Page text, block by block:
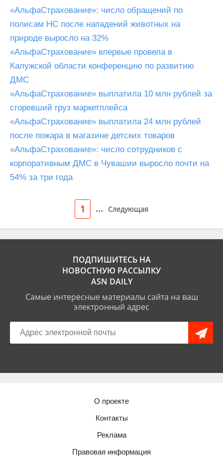
«АльфаСтрахование»: число обращений по
полисам НС после нападений животных на
природе выросло на 32%
«АльфаСтрахование» впервые провела в
Калужской области конференцию по развитию
ДМС
«АльфаСтрахование» выплатила 10 млн рублей за
сгоревший груз маркетплейса
«АльфаСтрахование» выплатила 24 млн рублей
после пожара в магазине детских товаров
«АльфаСтрахование»: число сотрудников с
корпоративным ДМС в Чувашии выросло почти на
54% за три года
1 ... Следующая
ПОДПИШИТЕСЬ НА
НОВОСТНУЮ РАССЫЛКУ
ASN DAILY
Самые интересные материалы сайта на ваш
электронный адрес
О проекте
Контакты
Реклама
Правовая информация